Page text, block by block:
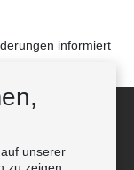
unserer
informiert